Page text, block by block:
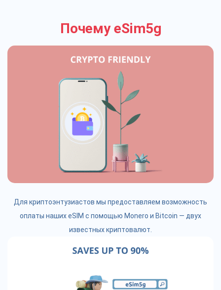
Почему eSim5g
Для криптоэнтузиастов мы предоставляем возможность
оплаты наших eSIM с помощью Monero и Bitcoin — двух
известных криптовалют.